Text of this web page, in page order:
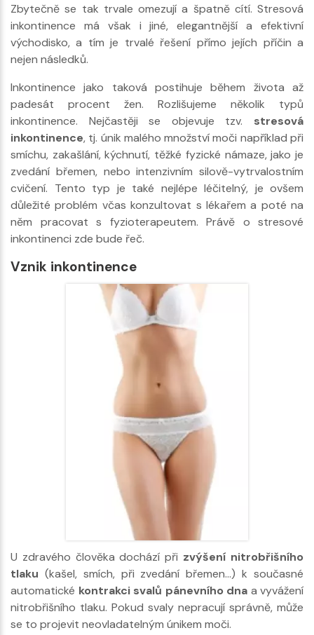
Zbytečně se tak trvale omezují a špatně cítí. Stresová
inkontinence má však i jiné, elegantnější a efektivní
východisko, a tím je trvalé řešení přímo jejích příčin a
nejen následků.
Inkontinence jako taková postihuje během života až
padesát procent žen. Rozlišujeme několik typů
inkontinence. Nejčastěji se objevuje tzv. stresová
inkontinence, tj. únik malého množství moči například při
smíchu, zakašlání, kýchnutí, těžké fyzické námaze, jako je
zvedání břemen, nebo intenzivním silově-vytrvalostním
cvičení. Tento typ je také nejlépe léčitelný, je ovšem
důležité problém včas konzultovat s lékařem a poté na
něm pracovat s fyzioterapeutem. Právě o stresové
inkontinenci zde bude řeč.
Vznik inkontinence
U zdravého člověka dochází při zvýšení nitrobřišního
tlaku (kašel, smích, při zvedání břemen…) k současné
automatické kontrakci svalů pánevního dna a vyvážení
nitrobřišního tlaku. Pokud svaly nepracují správně, může
se to projevit neovladatelným únikem moči.